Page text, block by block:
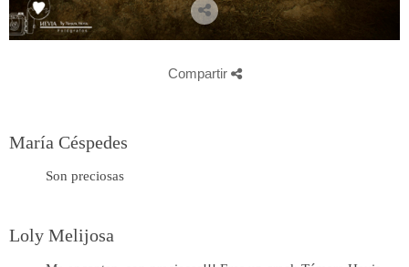
Compartir
María Céspedes
Son preciosas
Loly Melijosa